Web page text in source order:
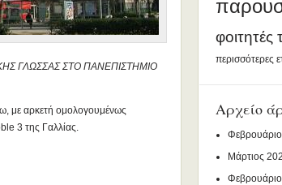
ΓΛΩΣΣΑΣ ΣΤΟ ΠΑΝΕΠΙΣΤΗΜΙΟ
με αρκετή ομολογουμένως
3 της Γαλλίας.
φοιτητές
περισσότερες
Αρχείο
Μάρτιος